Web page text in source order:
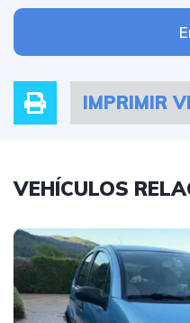
IMPRIMIR
VEHÍCULOS